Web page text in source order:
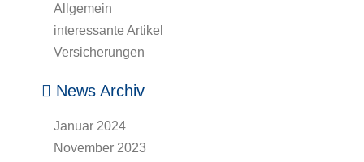
Allgemein
interessante Artikel
Versicherungen
News Archiv
Januar 2024
November 2023